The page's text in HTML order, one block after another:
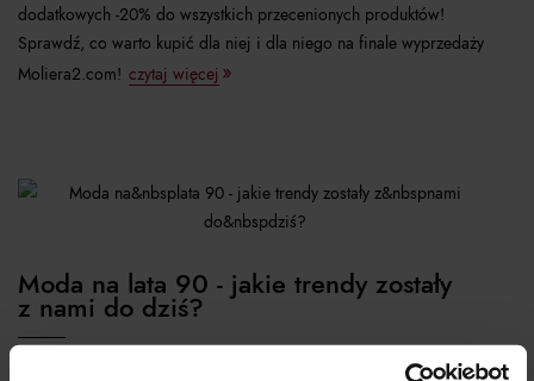
dodatkowych -20% do wszystkich przecenionych produktów!
Sprawdź, co warto kupić dla niej i dla niego na finale wyprzedaży
Moliera2.com! czytaj więcej
Moda na lata 90 - jakie trendy zostały
z nami do dziś?